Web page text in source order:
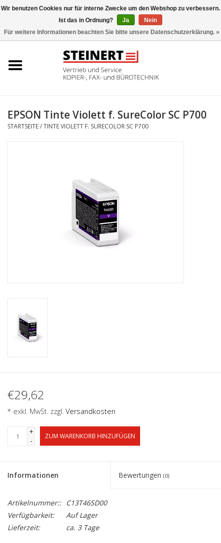
Büromaschinen- Service
Toner
EPSON Tinte Violett f. SureColor SC P700
STARTSEITE/TINTE VIOLETT F. SURECOLOR SC P700
€29,62
* exkl. MwSt. zzgl. Versandkosten
+
-
ZUM WARENKORB HINZUFÜGEN
Informationen Bewertungen (0)
Artikelnummer::
C13T46SD00
Verfügbarkeit:
Auf Lager
Lieferzeit:
ca. 3 Tage
Wir benutzen Cookies nur für interne Zwecke um den Webshop zu verbessern.
Ist das in Ordnung?
Ja
Nein
Für weitere Informationen beachten Sie bitte unsere Datenschutzerklärung. »